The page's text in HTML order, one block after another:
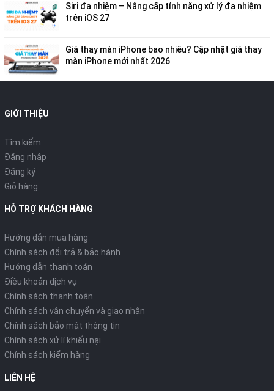
Siri đa nhiệm – Nâng cấp tính năng xử lý đa nhiệm
trên iOS 27
Giá thay màn iPhone bao nhiêu? Cập nhật giá thay
màn iPhone mới nhất 2026
GIỚI THIỆU
Tìm kiếm
Đăng nhập
Đăng ký
Giỏ hàng
HỖ TRỢ KHÁCH HÀNG
Hướng dẫn mua hàng
Chính sách đổi trả & bảo hành
Hướng dẫn thanh toán
Điều khoản dịch vụ
Chính sách thanh toán
Chính sách vận chuyển và giao nhận
Chính sách bảo mật thông tin
Chính sách xử lí khiếu nại
Chính sách kiểm hàng
LIÊN HỆ